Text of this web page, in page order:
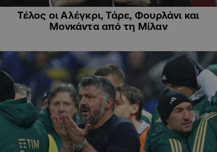
Τέλος οι Αλέγκρι, Τάρε, Φουρλάνι και
Μονκάντα από τη Μίλαν